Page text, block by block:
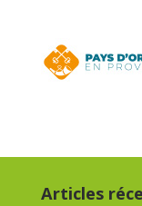
Articles